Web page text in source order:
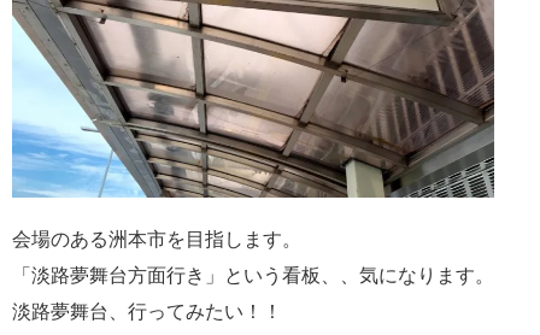
会場のある洲本市を目指します。
「淡路夢舞台方面行き」という看板、、気になります。
淡路夢舞台、行ってみたい！！